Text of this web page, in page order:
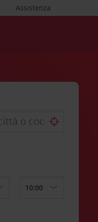
Assistenza